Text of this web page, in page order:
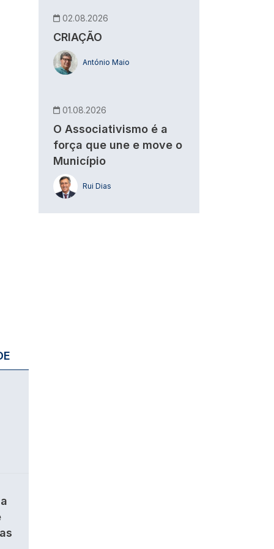
02.08.2026
CRIAÇÃO
António Maio
01.08.2026
O Associativismo é a
força que une e move o
Município
Rui Dias